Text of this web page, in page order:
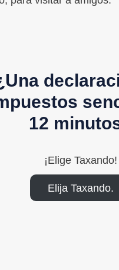
12
¡Elige Taxando!
Elija Taxando.